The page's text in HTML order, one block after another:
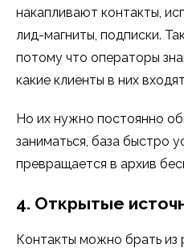
накапливают контакты,
лид-магниты, подписки.
потому что операторы
какие клиенты в них
Но их нужно постоянно
заниматься, база быстро
превращается в архив
4. Открытые
Контакты можно брать